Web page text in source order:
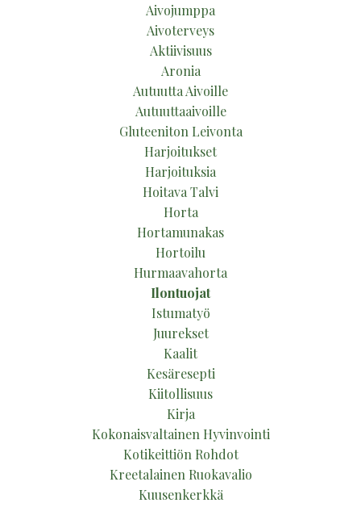
Aivojumppa
Aivoterveys
Aktiivisuus
Aronia
Autuutta Aivoille
Autuuttaaivoille
Gluteeniton Leivonta
Harjoitukset
Harjoituksia
Hoitava Talvi
Horta
Hortamunakas
Hortoilu
Hurmaavahorta
Ilontuojat
Istumatyö
Juurekset
Kaalit
Kesäresepti
Kiitollisuus
Kirja
Kokonaisvaltainen Hyvinvointi
Kotikeittiön Rohdot
Kreetalainen Ruokavalio
Kuusenkerkkä